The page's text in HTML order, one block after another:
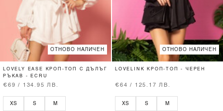
ОТНОВО НАЛИЧЕН
LOVELY EASE КРОП-ТОП С ДЪЛЪГ
РЪКАВ - ECRU
€69 / 134.95 ЛВ.
XS S M
ОТНОВО НАЛИЧЕН
LOVELINK КРОП-ТОП - ЧЕРЕН
€64 / 125.17 ЛВ.
XS S M